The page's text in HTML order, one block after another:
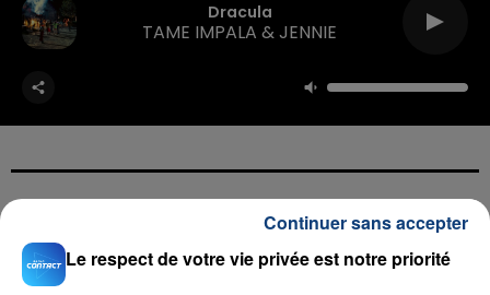
Dracula
TAME IMPALA & JENNIE
Le respect de votre vie privée est notre priorité
Continuer sans accepter